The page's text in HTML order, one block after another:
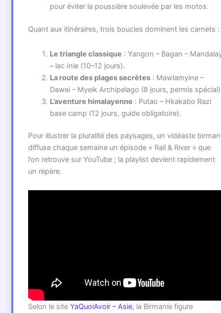
pour éviter la poussière soulevée par les motos.
Quant aux itinéraires, trois boucles dominent les carnets :
Le triangle classique : Yangon – Bagan –
– lac Inle (10–12 jours).
La route des plages secrètes: Mawlamyine –
Dawei – Myeik Archipelago (8 jours, permis
L’aventure himalayenne : Putao – Hkakabo Razi
base camp (12 jours, guide obligatoire).
Pour illustrer la pluralité des paysages, un vidéaste birman
diffuse chaque semaine un épisode « Rail & River » que
l’on retrouve sur YouTube ; la playlist devient rapidement
un repère.
Selon le site YaQuoiAvoir – Asie, la Birmanie figure